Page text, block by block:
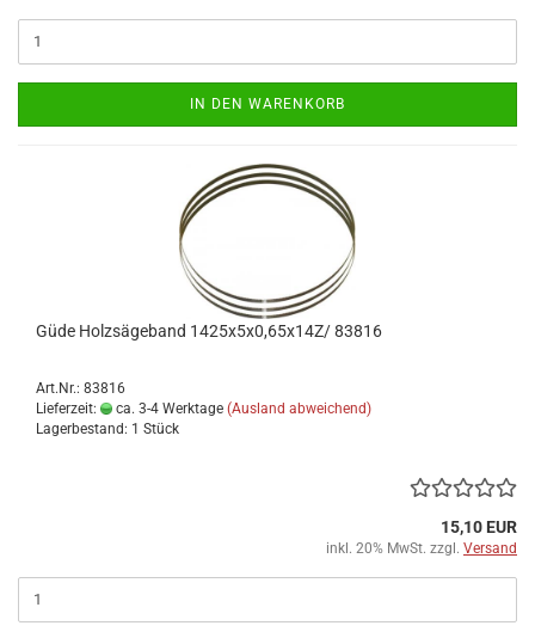
IN DEN WARENKORB
Güde Holzsägeband 1425x5x0,65x14Z/ 83816
Art.Nr.: 83816
Lieferzeit:
ca. 3-4 Werktage (Ausland abweichend)
Lagerbestand: 1 Stück
15,10 EUR
inkl. 20% MwSt. zzgl. Versand